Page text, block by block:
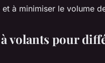
à minimiser le volume
volants pour